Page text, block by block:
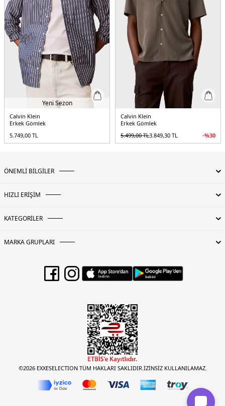
Yeni Sezon
Calvin Klein
Erkek Gömlek
5.749,00 TL
Calvin Klein
Erkek Gömlek
5.499,00TL3.849,30 TL -%30
ÖNEMLİ BİLGİLER
HIZLI ERİŞİM
KATEGORİLER
MARKA GRUPLARI
©2026 EXXESELECTION TÜM HAKLARI SAKLIDIR.İZİNSİZ KULLANILAMAZ.